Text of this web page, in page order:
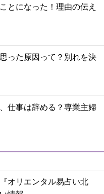
とになった！理由の伝え
った原因って？別れを決
仕事は辞める？専業主婦
オリエンタル易占い北